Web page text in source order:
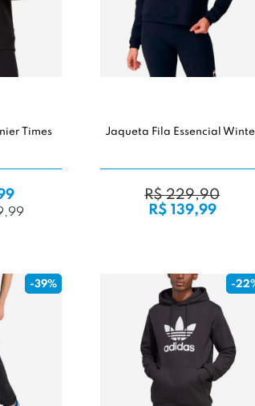
Times Jaqueta Fila Essencial
R$ 229,90
R$ 139,99
-39% -